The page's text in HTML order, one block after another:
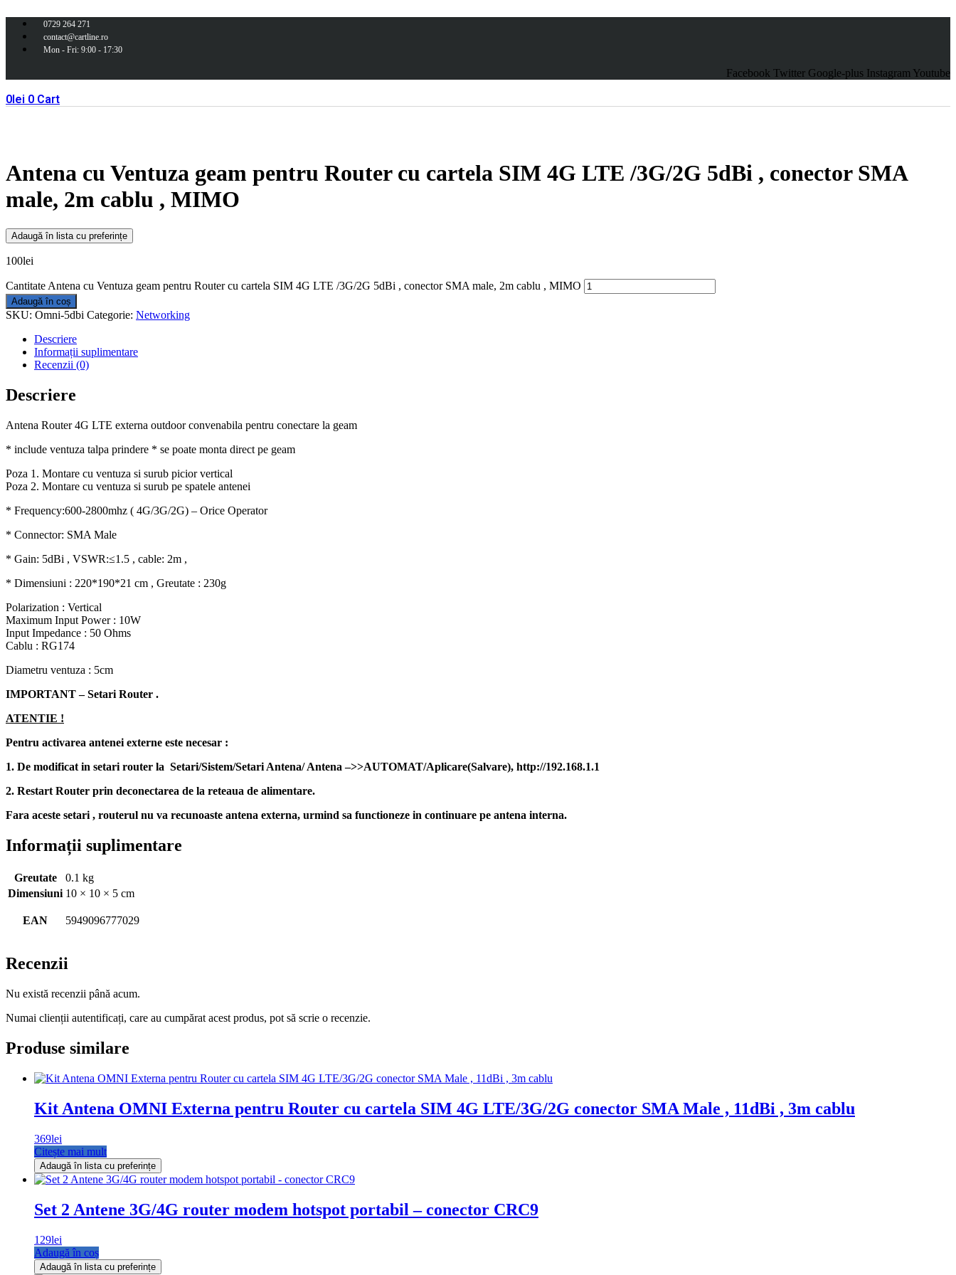
0729 264 271
contact@cartline.ro
Mon - Fri: 9:00 - 17:30
Facebook Twitter Google-plus Instagram Youtube
0lei 0 Cart
Antena cu Ventuza geam pentru Router cu cartela SIM 4G LTE /3G/2G 5dBi , conector SMA
male, 2m cablu , MIMO
Adaugă în lista cu preferințe
100lei
Cantitate Antena cu Ventuza geam pentru Router cu cartela SIM 4G LTE /3G/2G 5dBi , conector SMA male, 2m cablu , MIMO
Adaugă în coș
SKU: Omni-5dbi Categorie: Networking
Descriere
Informații suplimentare
Recenzii (0)
Descriere
Antena Router 4G LTE externa outdoor convenabila pentru conectare la geam
* include ventuza talpa prindere * se poate monta direct pe geam
Poza 1. Montare cu ventuza si surub picior vertical
Poza 2. Montare cu ventuza si surub pe spatele antenei
* Frequency:600-2800mhz ( 4G/3G/2G) – Orice Operator
* Connector: SMA Male
* Gain: 5dBi , VSWR:≤1.5 , cable: 2m ,
* Dimensiuni : 220*190*21 cm , Greutate : 230g
Polarization : Vertical
Maximum Input Power : 10W
Input Impedance : 50 Ohms
Cablu : RG174
Diametru ventuza : 5cm
IMPORTANT – Setari Router .
ATENTIE !
Pentru activarea antenei externe este necesar :
1. De modificat in setari router la Setari/Sistem/Setari Antena/ Antena –>>AUTOMAT/Aplicare(Salvare), http://192.168.1.1
2. Restart Router prin deconectarea de la reteaua de alimentare.
Fara aceste setari , routerul nu va recunoaste antena externa, urmind sa functioneze in continuare pe antena interna.
Informații suplimentare
Greutate
0.1 kg
Dimensiuni 10 × 10 × 5 cm
EAN 5949096777029
Recenzii
Nu există recenzii până acum.
Numai clienții autentificați, care au cumpărat acest produs, pot să scrie o recenzie.
Produse similare
Kit Antena OMNI Externa pentru Router cu cartela SIM 4G LTE/3G/2G conector SMA Male , 11dBi , 3m cablu
369lei
Citește mai mult
Adaugă în lista cu preferințe
Set 2 Antene 3G/4G router modem hotspot portabil – conector CRC9
129lei
Adaugă în coș
Adaugă în lista cu preferințe